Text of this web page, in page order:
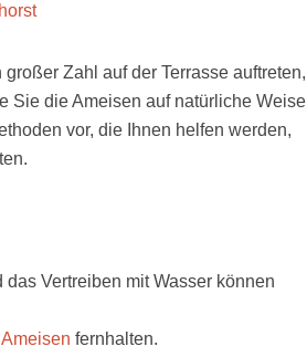
Zahl auf der Terrasse auftreten,
Sie die Ameisen auf natürliche Weise
vor, die Ihnen helfen werden,
Vertreiben mit Wasser können
Ameisen fernhalten.